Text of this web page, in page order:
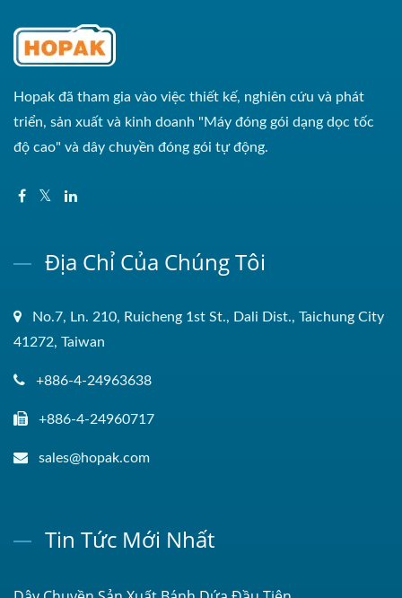
Hopak đã tham gia vào việc thiết kế, nghiên cứu và phát
triển, sản xuất và kinh doanh "Máy đóng gói dạng dọc tốc
độ cao" và dây chuyền đóng gói tự động.
Địa Chỉ Của Chúng Tôi
No.7, Ln. 210, Ruicheng 1st St., Dali Dist., Taichung City
41272, Taiwan
+886-4-24963638
+886-4-24960717
sales@hopak.com
Tin Tức Mới Nhất